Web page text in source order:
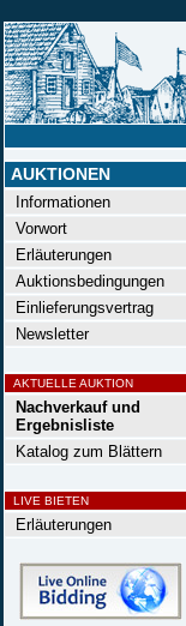
AUKTIONEN
Informationen
Vorwort
Erläuterungen
Auktionsbedingungen
Einlieferungsvertrag
Newsletter
AKTUELLE AUKTION
Nachverkauf und
Ergebnisliste
Katalog zum Blättern
LIVE BIETEN
Erläuterungen